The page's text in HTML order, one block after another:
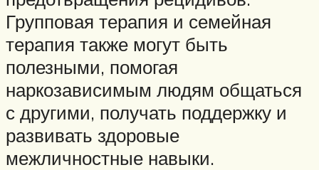
Групповая терапия и семейная
терапия также могут быть
полезными, помогая
наркозависимым людям общаться
с другими, получать поддержку и
развивать здоровые
межличностные навыки.